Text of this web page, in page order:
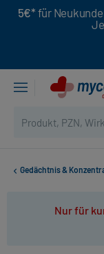
5€* für
Gedächtnis &
Nur für